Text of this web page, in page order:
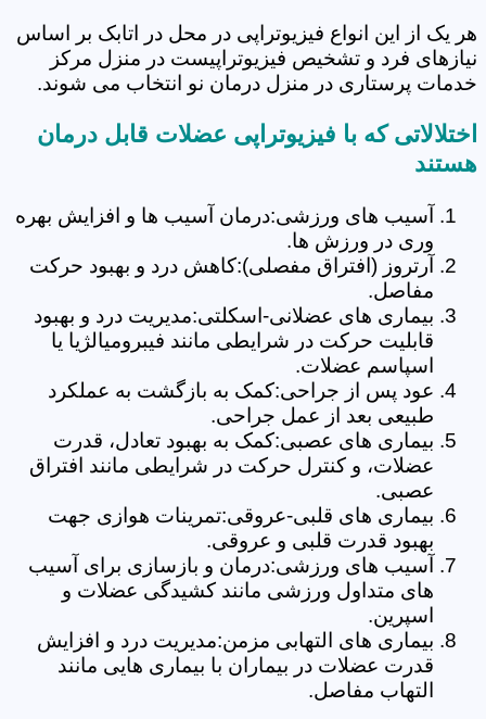
هر یک از این انواع فیزیوتراپی در محل در اتابک بر اساس
نیازهای فرد و تشخیص فیزیوتراپیست در منزل مرکز
خدمات پرستاری در منزل درمان نو انتخاب می شوند.
اختلالاتی که با فیزیوتراپی عضلات قابل درمان
هستند
آسیب های ورزشی:درمان آسیب ها و افزایش بهره
وری در ورزش ها.
آرتروز (افتراق مفصلی):کاهش درد و بهبود حرکت
مفاصل.
بیماری های عضلانی-اسکلتی:مدیریت درد و بهبود
قابلیت حرکت در شرایطی مانند فیبرومیالژیا یا
اسپاسم عضلات.
عود پس از جراحی:کمک به بازگشت به عملکرد
طبیعی بعد از عمل جراحی.
بیماری های عصبی:کمک به بهبود تعادل، قدرت
عضلات، و کنترل حرکت در شرایطی مانند افتراق
عصبی.
بیماری های قلبی-عروقی:تمرینات هوازی جهت
بهبود قدرت قلبی و عروقی.
آسیب های ورزشی:درمان و بازسازی برای آسیب
های متداول ورزشی مانند کشیدگی عضلات و
اسپرین.
بیماری های التهابی مزمن:مدیریت درد و افزایش
قدرت عضلات در بیماران با بیماری هایی مانند
التهاب مفاصل.